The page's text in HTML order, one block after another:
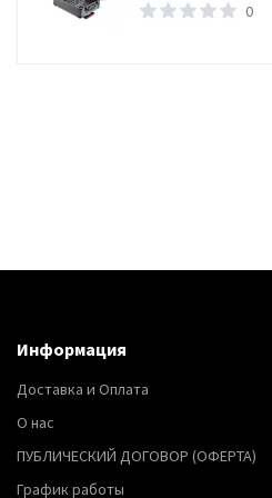
0
Информация
Доставка и Оплата
О нас
ПУБЛИЧЕСКИЙ ДОГОВОР (ОФЕРТА)
График работы